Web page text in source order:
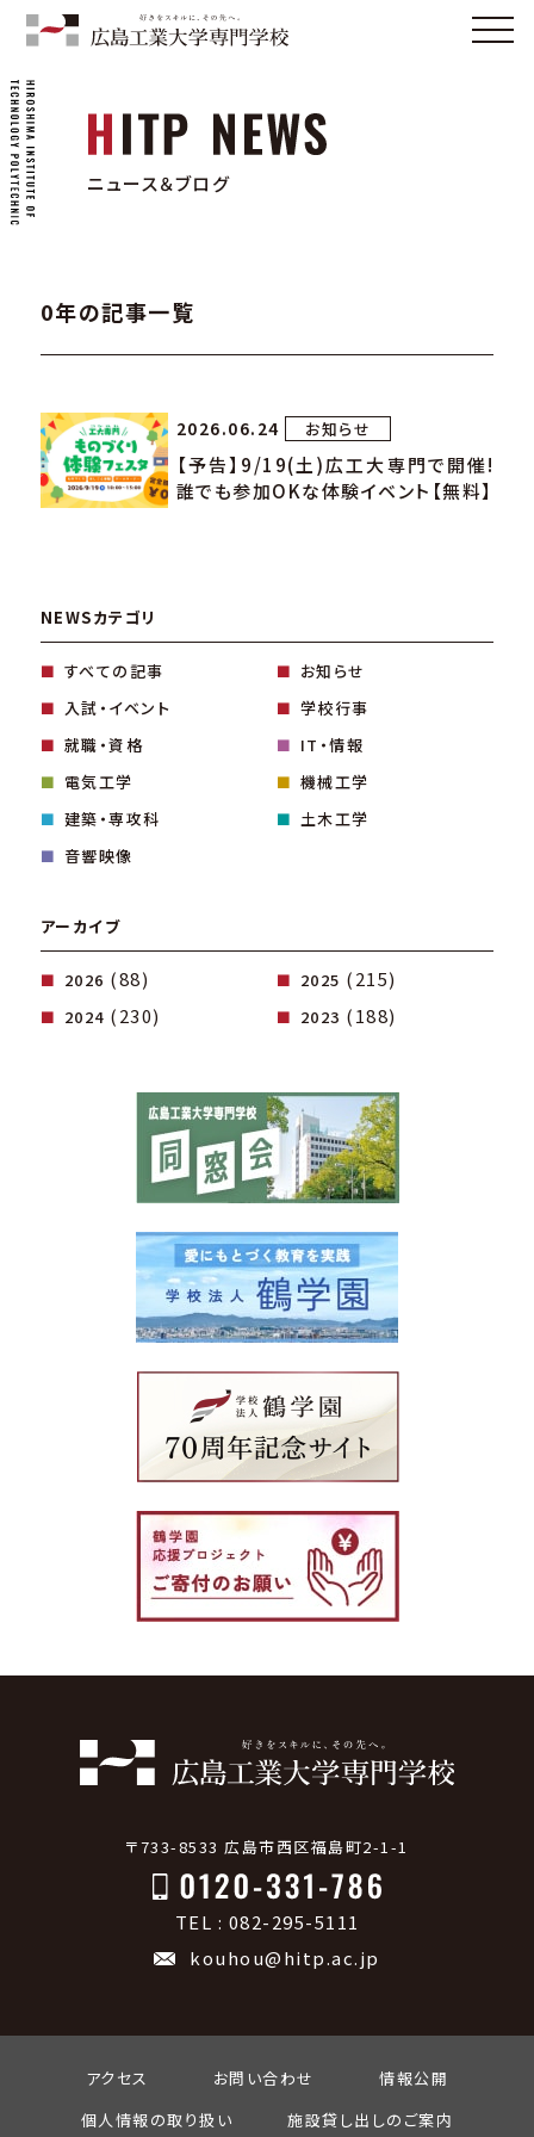
ニュース＆ブログ
0年の記事一覧
2026.06.24 お知らせ
【予告】9/19(土)広工大専門で開催!
誰でも参加OKな体験イベント【無料】
NEWSカテゴリ
すべての記事
お知らせ
入試・イベント
学校行事
就職・資格
IT・情報
電気工学
機械工学
建築・専攻科
土木工学
音響映像
アーカイブ
2026 (88) 2025 (215)
2024 (230) 2023 (188)
〒733-8533 広島市西区福島町2-1-1
TEL : 082-295-5111
kouhou@hitp.ac.jp
アクセス お問い合わせ
情報公開
個人情報の取り扱い
施設貸し出しのご案内